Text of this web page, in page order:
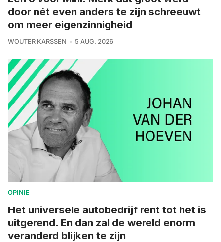
door nét even anders te zijn schreeuwt
om meer eigenzinnigheid
WOUTER KARSSEN 5 AUG. 2026
OPINIE
Het universele autobedrijf rent tot het is
uitgerend. En dan zal de wereld enorm
veranderd blijken te zijn